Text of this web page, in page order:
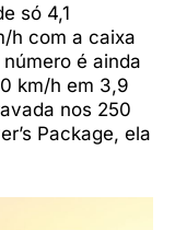
só 4,1
h com a caixa
é ainda
km/h em 3,9
nos 250
Package, ela